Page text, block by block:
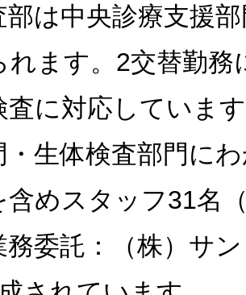
部は中央診療支援
れます。2交替勤務
査に対応していま
・生体検査部門に
含めスタッフ31名
務委託：（株）サ